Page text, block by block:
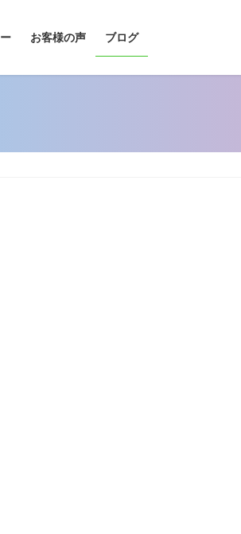
お客様の声 ブログ